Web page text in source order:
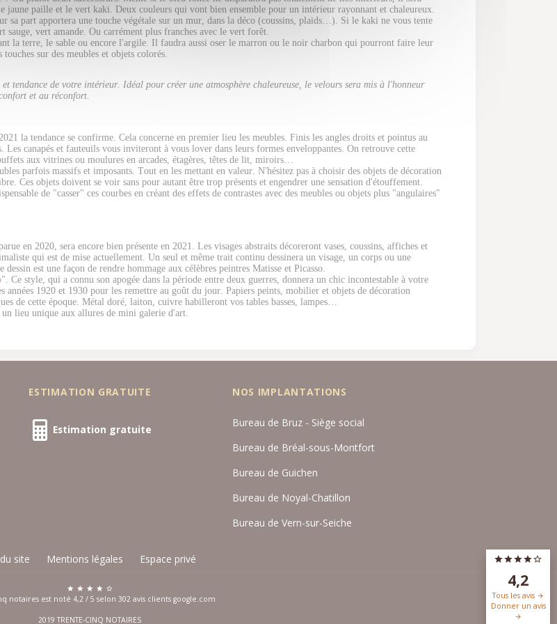
4,2
Tous les avis
Donner un avis
jaune paille et le vert kaki. Deux couleurs qui vont bien ensemble pour un intérieur rayonnant et chaleureux.
sa part apportera une touche végétale sur un mur, dans la déco (coussins, plaids…). Si le kaki ne vous tente
sauge, vert amande. Ou carrément plus franches avec le vert forêt.
la terre, le sable ou encore l'argile. Il faudra aussi oser le marron ou le noir charbon qui pourront faire leur
sur des meubles et objets colorés.
tendance de votre intérieur. Idéal pour créer une atmosphère chaleureuse, le velours sera mis à l'honneur
et au réconfort.
la tendance se confirme. Cela concerne en premier lieu les meubles. Finis les angles droits et pointus au
Les canapés et fauteuils vous inviteront à vous lover dans leurs formes enveloppantes. On retrouve cette
aux vitrines ou moulures en arcades, étagères, têtes de lit, miroirs…
parfois massifs et imposants. Tout en les mettant en valeur. N'hésitez pas à choisir des objets de décoration
Ces objets doivent se voir sans pour autant être trop présents et engendrer une sensation d'étouffement.
de "casser" ces courbes en créant des effets de contrastes avec des meubles ou objets plus "angulaires"
en 2020, sera encore bien présente en 2021. Les visages abstraits décoreront vases, coussins, affiches et
qui est de mise actuellement. Un seul et même trait continu dessinera un visage, un corps ou une
est une façon de rendre hommage aux célèbres peintres Matisse et Picasso.
". Ce style, qui a connu son apogée dans la période entre deux guerres, donnera un chic incontestable à votre
années 1920 et 1930 pour les remettre au goût du jour. Papiers peints, mobilier et objets de décoration
de cette époque. Métal doré, laiton, cuivre habilleront vos tables basses, lampes…
lieu unique aux allures de mini galerie d'art.
ESTIMATION GRATUITE
Estimation gratuite
NOS IMPLANTATIONS
Bureau de Bruz - Siège social
Bureau de Bréal-sous-Montfort
Bureau de Guichen
Bureau de Noyal-Chatillon
Bureau de Vern-sur-Seiche
site Mentions légales Espace privé
notaires est noté 4,2 / 5 selon 302 avis clients google.com
2019 TRENTE-CINQ NOTAIRES